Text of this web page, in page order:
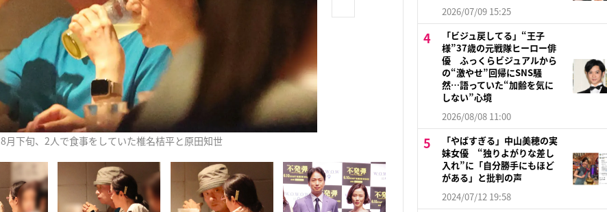
8月下旬、2人で食事をしていた椎名桔平と原田知世
2026/07/09 15:25
「ビジュ戻してる」“王子
様”37歳の元戦隊ヒーロー俳
優 ふっくらビジュアルから
の“激やせ”回帰にSNS騒
然…語っていた“加齢を気に
しない”心境
2026/08/08 11:00
「やばすぎる」中山美穂の実
妹女優 “独りよがりな差し
入れ”に「自分勝手にもほど
がある」と批判の声
2024/07/12 19:58